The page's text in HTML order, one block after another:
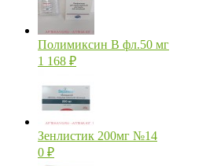
Полимиксин В фл.50 мг
1 168 ₽
Зенлистик 200мг №14
0 ₽